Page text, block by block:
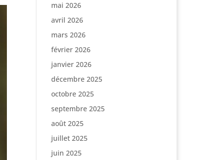
mai 2026
avril 2026
mars 2026
février 2026
janvier 2026
décembre 2025
octobre 2025
septembre 2025
août 2025
juillet 2025
juin 2025